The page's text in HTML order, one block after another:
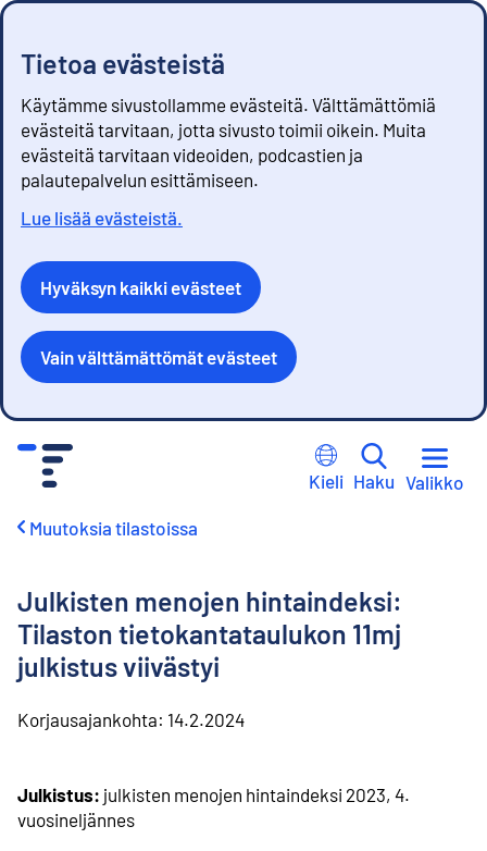
Tietoa evästeistä
Käytämme sivustollamme evästeitä. Välttämättömiä
evästeitä tarvitaan, jotta sivusto toimii oikein. Muita
evästeitä tarvitaan videoiden, podcastien ja
palautepalvelun esittämiseen.
Lue lisää evästeistä.
Hyväksyn kaikki evästeet
Vain välttämättömät evästeet
Kieli Haku Valikko
Muutoksia tilastoissa
Julkisten menojen hintaindeksi:
Tilaston tietokantataulukon 11mj
julkistus viivästyi
Korjausajankohta: 14.2.2024
Julkistus: julkisten menojen hintaindeksi 2023, 4.
vuosineljännes